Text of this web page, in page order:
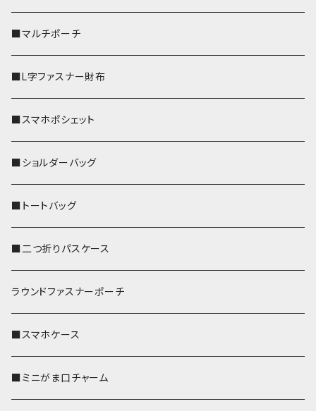
■マルチポーチ
■L字ファスナー財布
■スマホポシェット
■ショルダーバッグ
■トートバッグ
■二つ折りパスケース
ラウンドファスナーポーチ
■スマホケース
■ミニがま口チャーム